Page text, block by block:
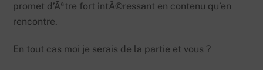
promet d’Ãªtre fort intÃ©ressant en contenu qu’en
rencontre.
En tout cas moi je serais de la partie et vous ?